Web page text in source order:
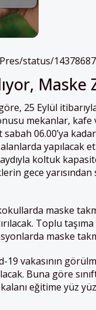
status/
25 Eylül
mekanlar,
06.00’ya
yapılacak
koltuk
gece
maske
Toplu
maske
19 vakasının
Buna göre
eğitime yüz